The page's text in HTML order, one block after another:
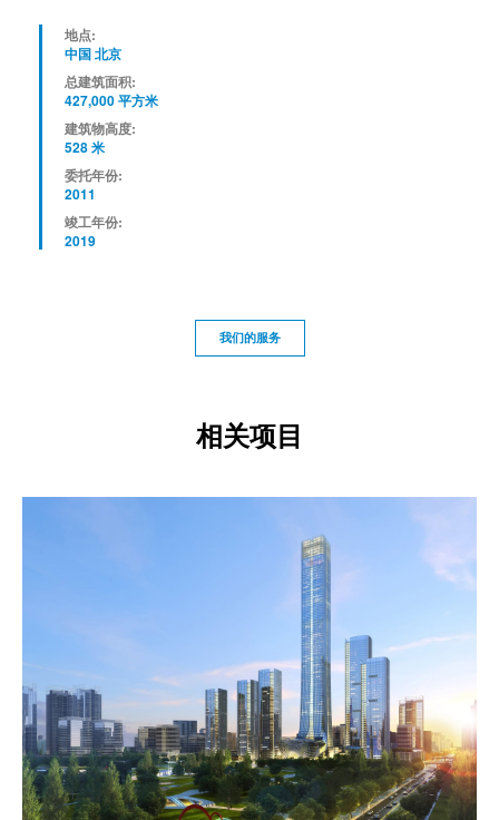
地点:
中国 北京
总建筑面积:
427,000 平方米
建筑物高度:
528 米
委托年份:
2011
竣工年份:
2019
我们的服务
相关项目